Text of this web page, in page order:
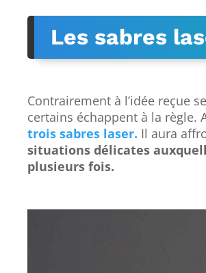
Les sabres
Contrairement à l’idée reçue
certains échappent à la règle.
trois sabres laser. Il aura
situations délicates
plusieurs fois.